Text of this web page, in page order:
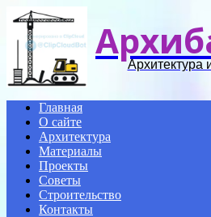
Архитектура
Главная
О сайте
Архитектура
Материалы
Проекты
Советы
Строительство
Контакты